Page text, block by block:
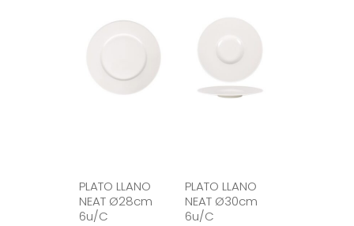
PLATO LLANO
NEAT Ø28cm
6u/c
PLATO LLANO
NEAT Ø30cm
6u/c